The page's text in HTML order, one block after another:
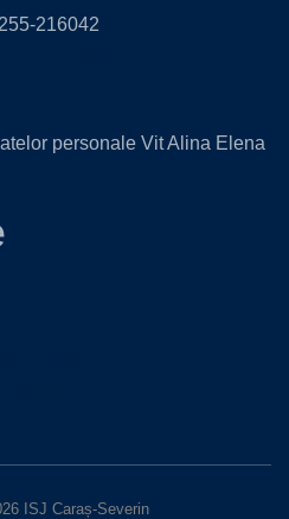
216042
personale Vit Alina Elena
ISJ Caraș-Severin